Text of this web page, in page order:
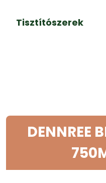
Tisztítószerek
DENNREE